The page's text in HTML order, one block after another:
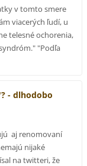
v tomto smere
viacerých ľudí, u
telesné ochorenia,
"Podľa
- dlhodobo
aj renomovaní
nijaké
na twitteri, že